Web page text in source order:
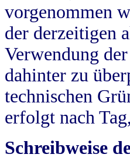
vorgenommen
der derzeitigen
Verwendung
dahinter zu
technischen
erfolgt nach
Schreibweise